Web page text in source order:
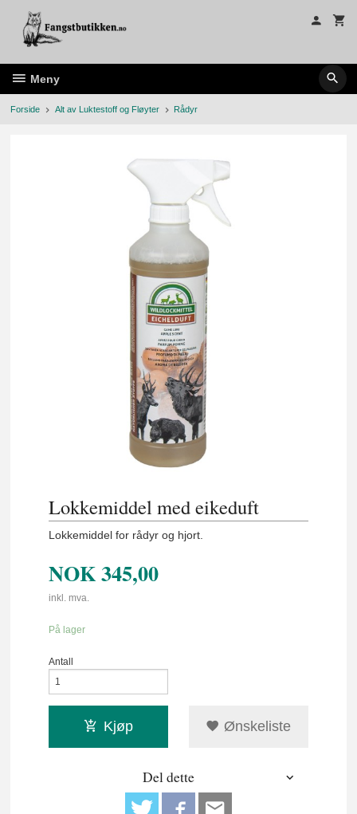
innholdet
Meny
Forside Alt av Luktestoff og Fløyter Rådyr
Lokkemiddel med eikeduft
Lokkemiddel for rådyr og hjort.
NOK345,00
inkl. mva.
På lager
Antall
Kjøp Ønskeliste
Del dette